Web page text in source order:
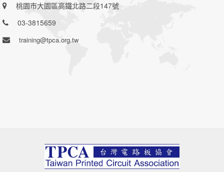
桃園市大園區高鐵北路二段147號
03-3815659
training@tpca.org.tw